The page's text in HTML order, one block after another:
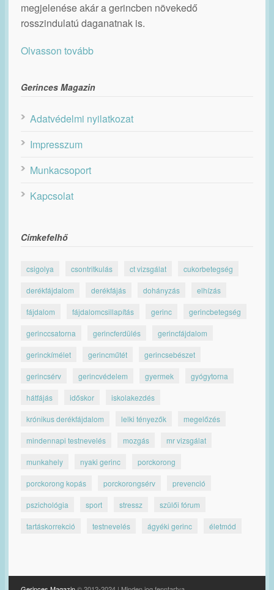
megjelenése akár a gerincben növekedő
rosszindulatú daganatnak is.
Olvasson tovább
Gerinces Magazin
Adatvédelmi nyilatkozat
Impresszum
Munkacsoport
Kapcsolat
Címkefelhő
csigolya csontritkulás ct vizsgálat cukorbetegség
derékfájdalom derékfájás dohányzás elhízás
fájdalom fájdalomcsillapítás gerinc gerincbetegség
gerinccsatorna gerincferdülés gerincfájdalom
gerinckímélet gerincműtét gerincsebészet
gerincsérv gerincvédelem gyermek gyógytorna
hátfájás időskor iskolakezdés
krónikus derékfájdalom lelki tényezők megelőzés
mindennapi testnevelés mozgás mr vizsgálat
munkahely nyaki gerinc porckorong
porckorong kopás porckorongsérv prevenció
pszichológia sport stressz szülői fórum
tartáskorrekció testnevelés ágyéki gerinc életmód